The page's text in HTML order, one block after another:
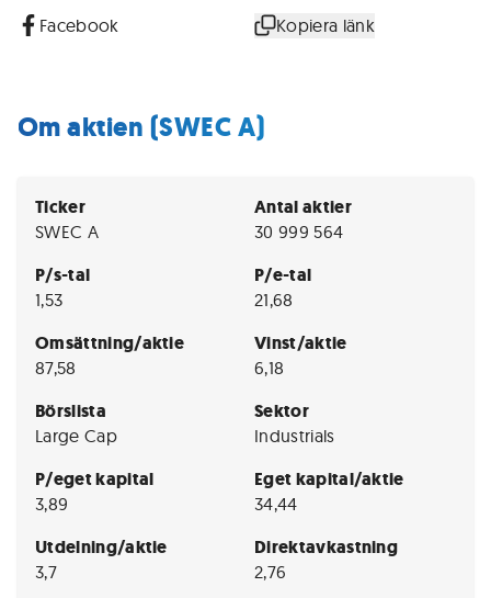
Facebook Kopiera länk
Om aktien (SWEC A)
Ticker
SWEC A
Antal aktier
30 999 564
P/s-tal
1,53
P/e-tal
21,68
Omsättning/aktie
87,58
Vinst/aktie
6,18
Börslista
Large Cap
Sektor
Industrials
P/eget kapital
3,89
Eget kapital/aktie
34,44
Utdelning/aktie
3,7
Direktavkastning
2,76